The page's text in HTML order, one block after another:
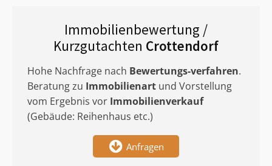
Immobilienbewertung /
Kurzgutachten Crottendorf
Hohe Nachfrage nach Bewertungs-verfahren.
Beratung zu Immobilienart und Vorstellung
vom Ergebnis vor Immobilienverkauf
(Gebäude: Reihenhaus etc.)
Anfragen